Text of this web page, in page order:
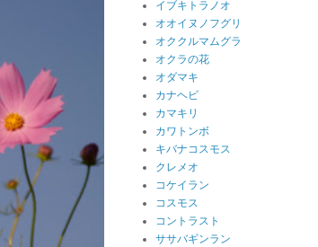
イブキトラノオ
オオイヌノフグリ
オククルマムグラ
オクラの花
オダマキ
カナヘビ
カマキリ
カワトンボ
キバナコスモス
クレメオ
コケイラン
コスモス
コントラスト
ササバギンラン